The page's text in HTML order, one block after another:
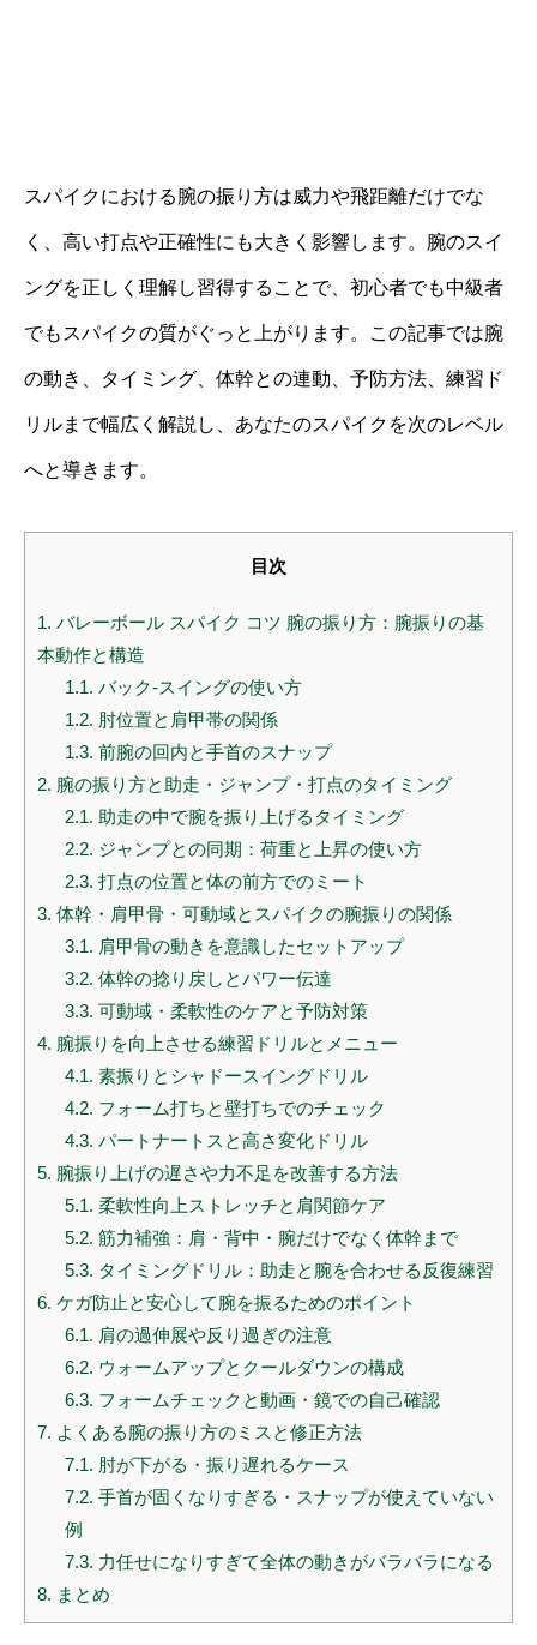
スパイクにおける腕の振り方は威力や飛距離だけでな
く、高い打点や正確性にも大きく影響します。腕のスイ
ングを正しく理解し習得することで、初心者でも中級者
でもスパイクの質がぐっと上がります。この記事では腕
の動き、タイミング、体幹との連動、予防方法、練習ド
リルまで幅広く解説し、あなたのスパイクを次のレベル
へと導きます。
目次
1. バレーボール スパイク コツ 腕の振り方：腕振りの基
本動作と構造
1.1. バック‐スイングの使い方
1.2. 肘位置と肩甲帯の関係
1.3. 前腕の回内と手首のスナップ
2. 腕の振り方と助走・ジャンプ・打点のタイミング
2.1. 助走の中で腕を振り上げるタイミング
2.2. ジャンプとの同期：荷重と上昇の使い方
2.3. 打点の位置と体の前方でのミート
3. 体幹・肩甲骨・可動域とスパイクの腕振りの関係
3.1. 肩甲骨の動きを意識したセットアップ
3.2. 体幹の捻り戻しとパワー伝達
3.3. 可動域・柔軟性のケアと予防対策
4. 腕振りを向上させる練習ドリルとメニュー
4.1. 素振りとシャドースイングドリル
4.2. フォーム打ちと壁打ちでのチェック
4.3. パートナートスと高さ変化ドリル
5. 腕振り上げの遅さや力不足を改善する方法
5.1. 柔軟性向上ストレッチと肩関節ケア
5.2. 筋力補強：肩・背中・腕だけでなく体幹まで
5.3. タイミングドリル：助走と腕を合わせる反復練習
6. ケガ防止と安心して腕を振るためのポイント
6.1. 肩の過伸展や反り過ぎの注意
6.2. ウォームアップとクールダウンの構成
6.3. フォームチェックと動画・鏡での自己確認
7. よくある腕の振り方のミスと修正方法
7.1. 肘が下がる・振り遅れるケース
7.2. 手首が固くなりすぎる・スナップが使えていない
例
7.3. 力任せになりすぎて全体の動きがバラバラになる
8. まとめ